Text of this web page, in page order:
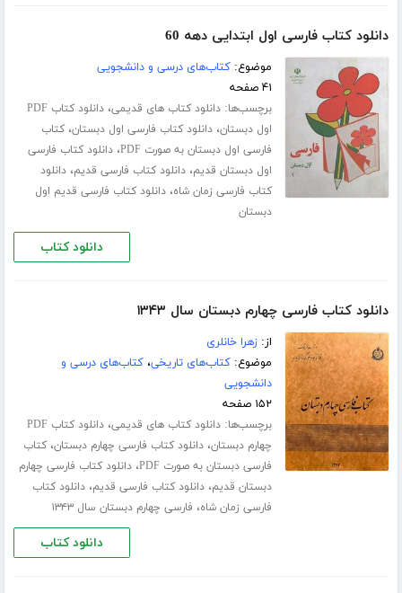
دانلود کتاب فارسی اول ابتدایی دهه 60
موضوع:کتاب‌های درسی و دانشجویی
۴۱ صفحه
برچسب‌ها:دانلود کتاب های قدیمی،
دانلود کتاب PDF
اول دبستان،دانلود کتاب فارسی اول دبستان،کتاب
فارسی اول دبستان به صورت PDF
،دانلود کتاب فارسی
اول دبستان قدیم،دانلود کتاب فارسی قدیم،دانلود
کتاب فارسی زمان شاه،دانلود کتاب فارسی قدیم اول
دبستان
دانلود کتاب
دانلود کتاب فارسی چهارم دبستان سال ۱۳۴۳
از:زهرا خانلری
موضوع:کتاب‌های تاریخی،کتاب‌های درسی و
دانشجویی
۱۵۲ صفحه
برچسب‌ها:دانلود کتاب های قدیمی،
دانلود کتاب PDF
چهارم دبستان،دانلود کتاب فارسی چهارم دبستان،کتاب
فارسی دبستان به صورت PDF
،دانلود کتاب فارسی چهارم
دبستان قدیم،دانلود کتاب فارسی قدیم،دانلود کتاب
فارسی زمان شاه، فارسی چهارم دبستان سال ۱۳۴۳
دانلود کتاب